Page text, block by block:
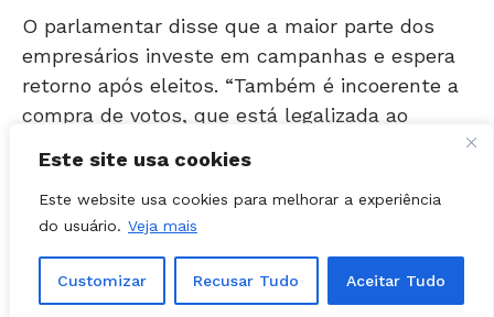
Este site usa cookies
Este website usa cookies para melhorar a experiência
do usuário. Veja mais
Customizar Recusar Tudo Aceitar Tudo
empresários investe em campanhas e espera
retorno após eleitos. “Também é incoerente a
compra de votos, que está legalizada ao
contratar cabos eleitorais legalmente. Nosso
que ter reforma tributária imediata, dividindo
melhor o bolo dos recursos”, afirmou o
peemedebista.
Encontrou um erro de digitação? Selecione-o